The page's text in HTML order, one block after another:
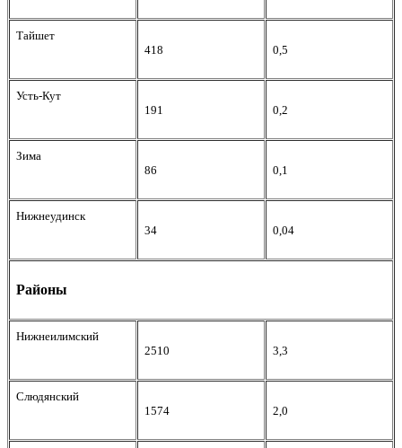
Тайшет
418
0,5
Усть-Кут
191
0,2
Зима
86
0,1
Нижнеудинск
34
0,04
Районы
Нижнеилимский
2510
3,3
Слюдянский
1574
2,0